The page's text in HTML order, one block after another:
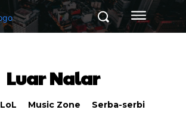
Luar Nalar
LoL Music Zone Serba-serbi